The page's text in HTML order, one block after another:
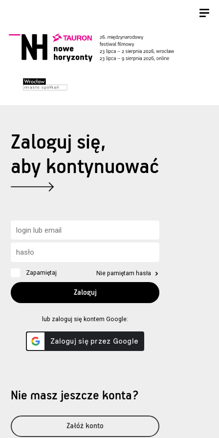
Zaloguj się,
aby kontynuować
Zapamiętaj Nie pamiętam hasła
lub zaloguj się kontem Google:
Nie masz jeszcze konta?
Załóż konto